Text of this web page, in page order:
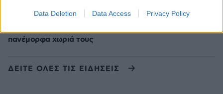
Data Deletion Data Access Privacy Policy
Διακοπές στα Χανιά: Εξερευνώντας την πόλη και τα
πανέμορφα χωριά τους
ΔΕΙΤΕ ΟΛΕΣ ΤΙΣ ΕΙΔΗΣΕΙΣ